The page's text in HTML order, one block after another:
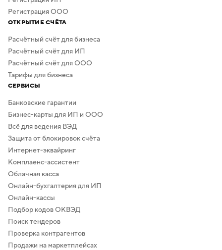
Регистрация ООО
ОТКРЫТИЕ СЧЁТА
Расчётный счёт для бизнеса
Расчётный счёт для ИП
Расчётный счёт для ООО
Тарифы для бизнеса
СЕРВИСЫ
Банковские гарантии
Бизнес-карты для ИП и ООО
Всё для ведения ВЭД
Защита от блокировок счёта
Интернет-эквайринг
Комплаенс-ассистент
Облачная касса
Онлайн-бухгалтерия для ИП
Онлайн-кассы
Подбор кодов ОКВЭД
Поиск тендеров
Проверка контрагентов
Продажи на маркетплейсах